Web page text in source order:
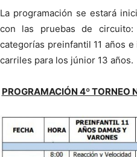
La programación se estará
con las pruebas de
categorías preinfantil 11 años
carriles para los júnior 13 años.
PROGRAMACIÓN 4º TORNEO